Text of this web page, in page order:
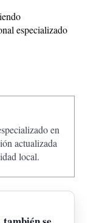
especializado
en
actualizada
local.